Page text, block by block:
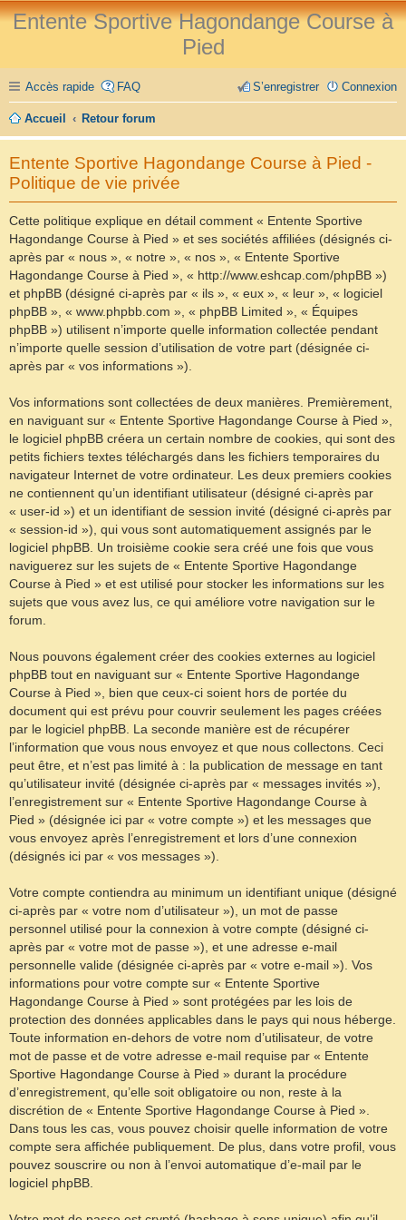
Entente Sportive Hagondange Course à
Pied
Accès rapide FAQ Connexion
S’enregistrer
Accueil Retour forum
Entente Sportive Hagondange Course à Pied -
Politique de vie privée
Cette politique explique en détail comment « Entente Sportive
Hagondange Course à Pied » et ses sociétés affiliées (désignés ci-
après par « nous », « notre », « nos », « Entente Sportive
Hagondange Course à Pied », « http://www.eshcap.com/phpBB »)
et phpBB (désigné ci-après par « ils », « eux », « leur », « logiciel
phpBB », « www.phpbb.com », « phpBB Limited », « Équipes
phpBB ») utilisent n’importe quelle information collectée pendant
n’importe quelle session d’utilisation de votre part (désignée ci-
après par « vos informations »).
Vos informations sont collectées de deux manières. Premièrement,
en naviguant sur « Entente Sportive Hagondange Course à Pied »,
le logiciel phpBB créera un certain nombre de cookies, qui sont des
petits fichiers textes téléchargés dans les fichiers temporaires du
navigateur Internet de votre ordinateur. Les deux premiers cookies
ne contiennent qu’un identifiant utilisateur (désigné ci-après par
« user-id ») et un identifiant de session invité (désigné ci-après par
« session-id »), qui vous sont automatiquement assignés par le
logiciel phpBB. Un troisième cookie sera créé une fois que vous
naviguerez sur les sujets de « Entente Sportive Hagondange
Course à Pied » et est utilisé pour stocker les informations sur les
sujets que vous avez lus, ce qui améliore votre navigation sur le
forum.
Nous pouvons également créer des cookies externes au logiciel
phpBB tout en naviguant sur « Entente Sportive Hagondange
Course à Pied », bien que ceux-ci soient hors de portée du
document qui est prévu pour couvrir seulement les pages créées
par le logiciel phpBB. La seconde manière est de récupérer
l’information que vous nous envoyez et que nous collectons. Ceci
peut être, et n’est pas limité à : la publication de message en tant
qu’utilisateur invité (désignée ci-après par « messages invités »),
l’enregistrement sur « Entente Sportive Hagondange Course à
Pied » (désignée ici par « votre compte ») et les messages que
vous envoyez après l’enregistrement et lors d’une connexion
(désignés ici par « vos messages »).
Votre compte contiendra au minimum un identifiant unique (désigné
ci-après par « votre nom d’utilisateur »), un mot de passe
personnel utilisé pour la connexion à votre compte (désigné ci-
après par « votre mot de passe »), et une adresse e-mail
personnelle valide (désignée ci-après par « votre e-mail »). Vos
informations pour votre compte sur « Entente Sportive
Hagondange Course à Pied » sont protégées par les lois de
protection des données applicables dans le pays qui nous héberge.
Toute information en-dehors de votre nom d’utilisateur, de votre
mot de passe et de votre adresse e-mail requise par « Entente
Sportive Hagondange Course à Pied » durant la procédure
d’enregistrement, qu’elle soit obligatoire ou non, reste à la
discrétion de « Entente Sportive Hagondange Course à Pied ».
Dans tous les cas, vous pouvez choisir quelle information de votre
compte sera affichée publiquement. De plus, dans votre profil, vous
pouvez souscrire ou non à l’envoi automatique d’e-mail par le
logiciel phpBB.